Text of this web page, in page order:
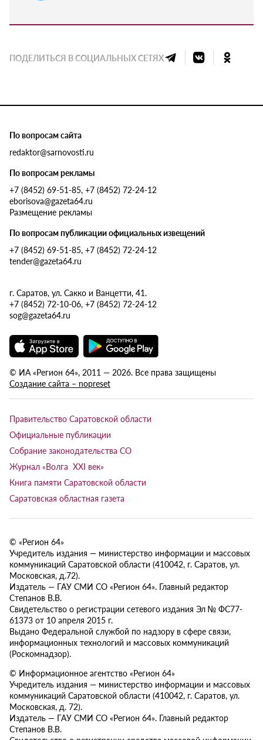
ПОДЕЛИТЬСЯ В СОЦИАЛЬНЫХ СЕТЯХ
По вопросам сайта
redaktor@sarnovosti.ru
По вопросам рекламы
+7 (8452) 69-51-85, +7 (8452) 72-24-12
eborisova@gazeta64.ru
Размещение рекламы
По вопросам публикации официальных извещений
+7 (8452) 69-51-85, +7 (8452) 72-24-12
tender@gazeta64.ru
г. Саратов, ул. Сакко и Ванцетти, 41.
+7 (8452) 72-10-06, +7 (8452) 72-24-12
sog@gazeta64.ru
© ИА «Регион 64», 2011 — 2026. Все права защищены
Создание сайта – nopreset
Правительство Саратовской области
Официальные публикации
Собрание законодательства СО
Журнал «Волга XXI век»
Книга памяти Саратовской области
Саратовская областная газета
© «Регион 64»
Учредитель издания — министерство информации и массовых
коммуникаций Саратовской области (410042, г. Саратов, ул.
Московская, д.72).
Издатель — ГАУ СМИ СО «Регион 64». Главный редактор
Степанов В.В.
Свидетельство о регистрации сетевого издания Эл № ФС77-
61373 от 10 апреля 2015 г.
Выдано Федеральной службой по надзору в сфере связи,
информационных технологий и массовых коммуникаций
(Роскомнадзор).
© Информационное агентство «Регион 64»
Учредитель издания — министерство информации и массовых
коммуникаций Саратовской области (410042, г. Саратов, ул.
Московская, д. 72).
Издатель — ГАУ СМИ СО «Регион 64». Главный редактор
Степанов В.В.